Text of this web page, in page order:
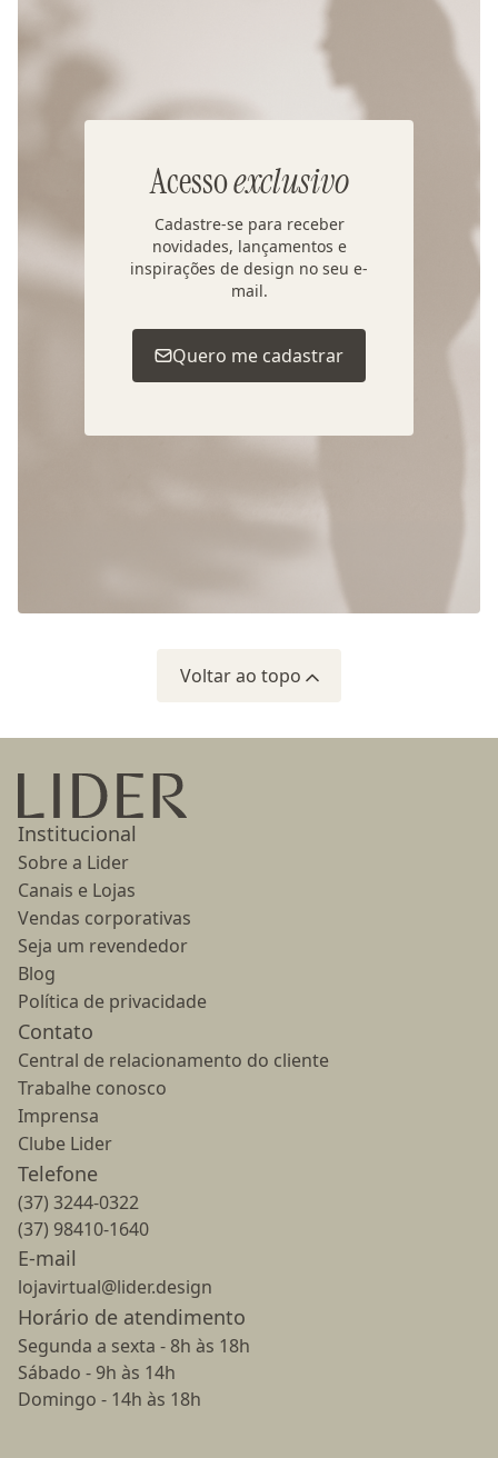
Acessoexclusivo
Cadastre-se para receber
novidades, lançamentos e
inspirações de design no seu e-
mail.
Quero me cadastrar
Voltar ao topo
Ir para a página inicial
Institucional
Sobre a Lider
Canais e Lojas
Vendas corporativas
Seja um revendedor
Blog
Política de privacidade
Contato
Central de relacionamento do cliente
Trabalhe conosco
Imprensa
Clube Lider
Telefone
(37) 3244-0322
(37) 98410-1640
E-mail
lojavirtual@lider.design
Horário de atendimento
Segunda a sexta - 8h às 18h
Sábado - 9h às 14h
Domingo - 14h às 18h